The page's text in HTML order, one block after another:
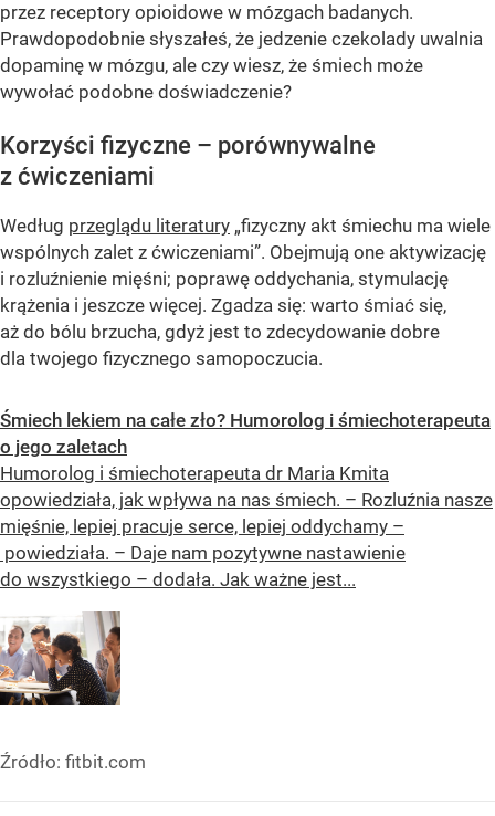
przez receptory opioidowe w mózgach badanych.
Prawdopodobnie słyszałeś, że jedzenie czekolady uwalnia
dopaminę w mózgu, ale czy wiesz, że śmiech może
wywołać podobne doświadczenie?
Korzyści fizyczne – porównywalne
z ćwiczeniami
Według przeglądu literatury „fizyczny akt śmiechu ma wiele
wspólnych zalet z ćwiczeniami”. Obejmują one aktywizację
i rozluźnienie mięśni; poprawę oddychania, stymulację
krążenia i jeszcze więcej. Zgadza się: warto śmiać się,
aż do bólu brzucha, gdyż jest to zdecydowanie dobre
dla twojego fizycznego samopoczucia.
Śmiech lekiem na całe zło? Humorolog i śmiechoterapeuta
o jego zaletach
Humorolog i śmiechoterapeuta dr Maria Kmita
opowiedziała, jak wpływa na nas śmiech. – Rozluźnia nasze
mięśnie, lepiej pracuje serce, lepiej oddychamy –
powiedziała. – Daje nam pozytywne nastawienie
do wszystkiego – dodała. Jak ważne jest...
Źródło: fitbit.com